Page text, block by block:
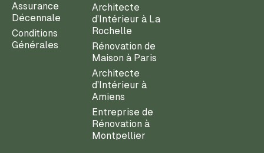
Assurance
Décennale
Conditions
Générales
Architecte
d’Intérieur à La
Rochelle
Rénovation de
Maison à Paris
Architecte
d’Intérieur à
Amiens
Entreprise de
Rénovation à
Montpellier